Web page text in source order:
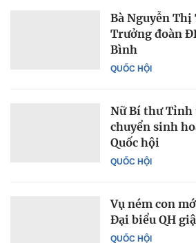
QUỐC HỘI
Bà Nguyễn Thị
Trưởng đoàn
Bình
QUỐC HỘI
Nữ Bí thư Tỉnh
chuyển sinh
Quốc hội
QUỐC HỘI
Vụ ném con
Đại biểu QH